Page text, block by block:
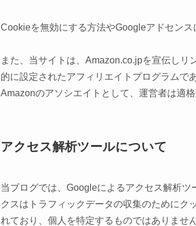
Cookieを無効にする方法やGoogleアドセン
また、当サイトは、Amazon.co.jpを宣伝しリ
的に設定されたアフィリエイトプログラムで
Amazonのアソシエイトとして、運営者は適
アクセス解析ツールについて
当ブログでは、Googleによるアクセス解析
クスはトラフィックデータの収集のためにク
れており、個人を特定するものではありません